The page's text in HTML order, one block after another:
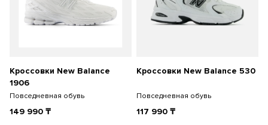
Кроссовки New Balance
1906
Повседневная обувь
149 990 ₸
Кроссовки New Balance 530
Повседневная обувь
117 990 ₸